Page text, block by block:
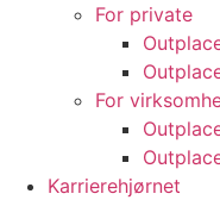
For private
For
Karrierehjørnet